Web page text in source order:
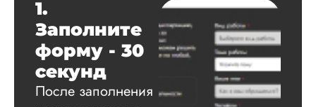
Читать полный
Данила
1.
Заполните
форму - 30
секунд
После заполнения